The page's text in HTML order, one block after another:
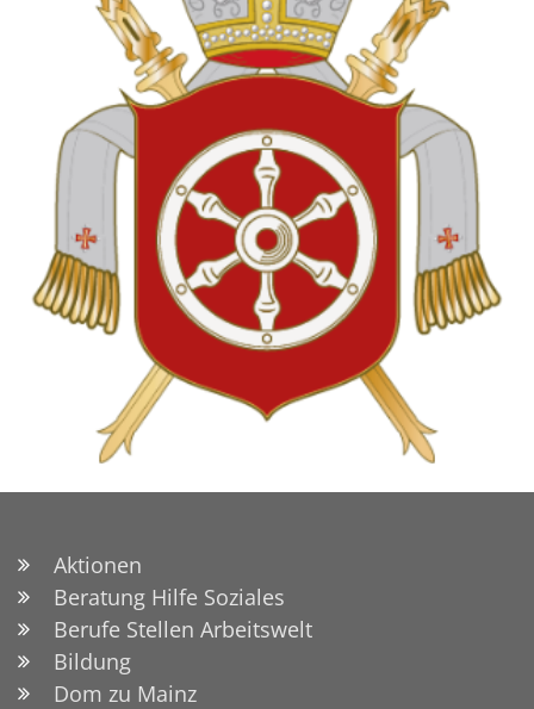
Aktionen
Beratung Hilfe Soziales
Berufe Stellen Arbeitswelt
Bildung
Dom zu Mainz